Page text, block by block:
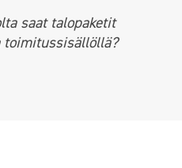
saat talopaketit
toimitussisällöllä?